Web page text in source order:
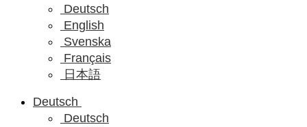
Deutsch
English
Svenska
Français
日本語
Deutsch
Deutsch